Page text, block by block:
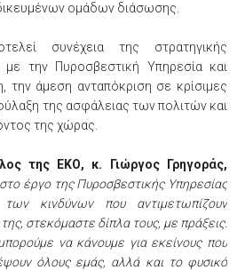
ομάδων διάσωσης.
συνέχεια της στρατηγικής
την Πυροσβεστική Υπηρεσία και
την άμεση ανταπόκριση σε κρίσιμες
της ασφάλειας των πολιτών και
της χώρας.
της ΕΚΟ, κ. Γιώργος Γρηγοράς,
έργο της Πυροσβεστικής Υπηρεσίας
κινδύνων που αντιμετωπίζουν
στεκόμαστε δίπλα τους, με πράξεις.
να κάνουμε για εκείνους που
όλους εμάς, αλλά και το φυσικό